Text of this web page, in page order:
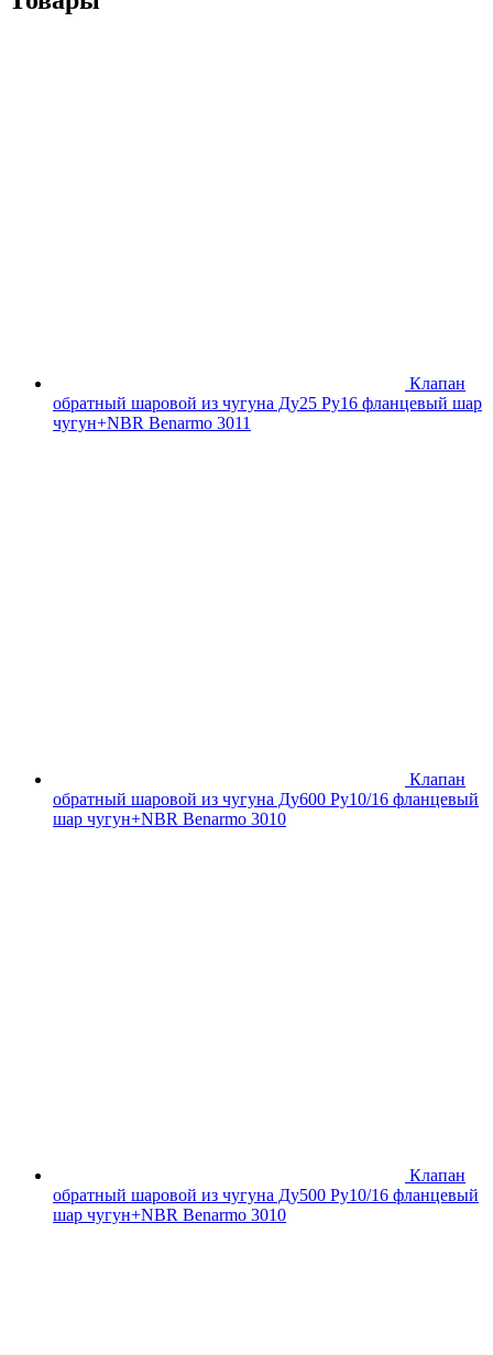
Клапан
обратный шаровой из чугуна Ду25 Ру16 фланцевый шар
чугун+NBR Benarmo 3011
Клапан
обратный шаровой из чугуна Ду600 Ру10/16 фланцевый
шар чугун+NBR Benarmo 3010
Клапан
обратный шаровой из чугуна Ду500 Ру10/16 фланцевый
шар чугун+NBR Benarmo 3010